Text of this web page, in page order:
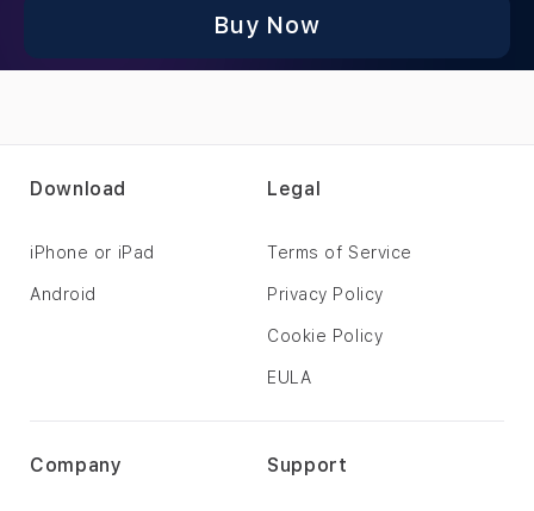
Buy Now
Support
Company
Legal
Terms of Service
Privacy Policy
Cookie Policy
EULA
Download
iPhone or iPad
Android